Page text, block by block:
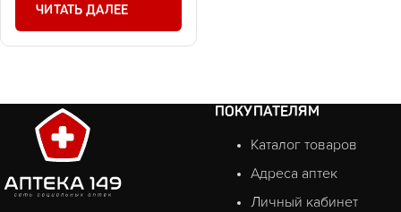
ЧИТАТЬ ДАЛЕЕ
ПОКУПАТЕЛЯМ
Каталог товаров
Адреса аптек
Личный кабинет